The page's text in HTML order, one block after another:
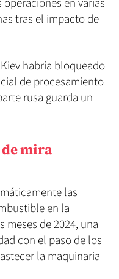
en varias
tras el impacto de
habría bloqueado
de procesamiento
rusa guarda un
mira
las
en la
meses de 2024, una
con el paso de los
la maquinaria